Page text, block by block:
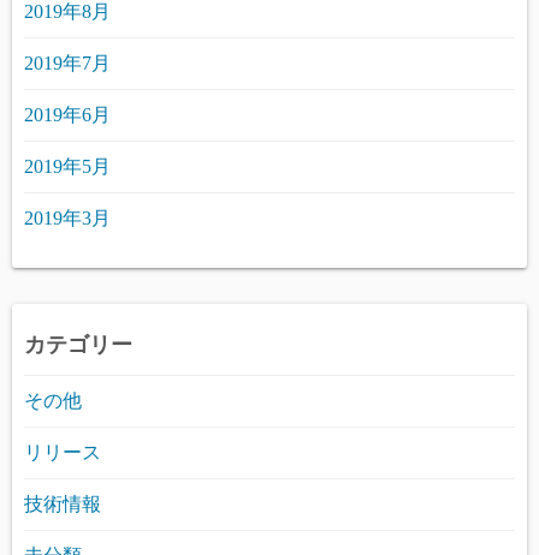
2019年8月
2019年7月
2019年6月
2019年5月
2019年3月
カテゴリー
その他
リリース
技術情報